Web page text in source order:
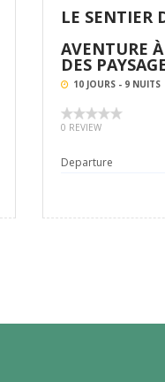
LE SENTIER
AVENTURE
DES
10 JOURS - 9 NUITS
0 REVIEW
Departure